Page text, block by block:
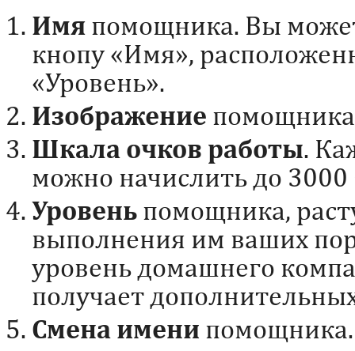
Имя помощника. Вы
кнопу «Имя»,
«Уровень».
Изображение
Шкала очков работы.
можно начислить до 3000
Уровень помощника,
выполнения им ваших
уровень домашнего
получает
Смена имени помощника.